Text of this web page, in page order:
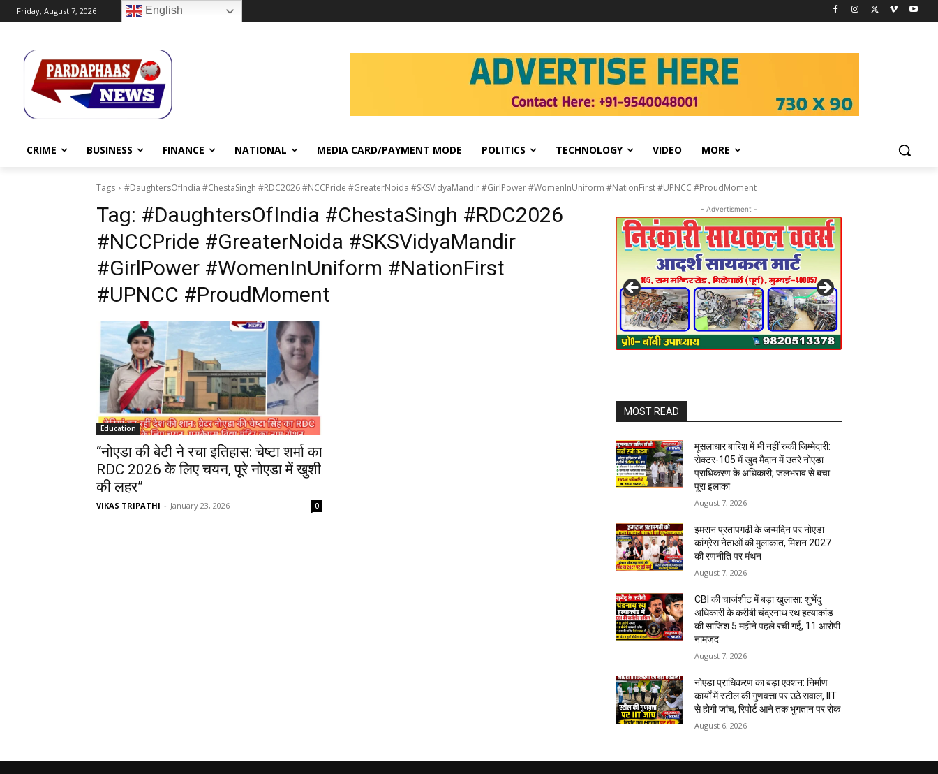
Friday, August 7, 2026 English
CRIME BUSINESS FINANCE NATIONAL MEDIA CARD/PAYMENT MODE POLITICS TECHNOLOGY VIDEO MORE
Tags #DaughtersOfIndia #ChestaSingh #RDC2026 #NCCPride #GreaterNoida #SKSVidyaMandir #GirlPower #WomenInUniform #NationFirst #UPNCC #ProudMoment
Tag: #DaughtersOfIndia #ChestaSingh #RDC2026
#NCCPride #GreaterNoida #SKSVidyaMandir
#GirlPower #WomenInUniform #NationFirst
#UPNCC #ProudMoment
Education
“नोएडा की बेटी ने रचा इतिहास: चेष्टा शर्मा का
RDC 2026 के लिए चयन, पूरे नोएडा में खुशी
की लहर”
VIKAS TRIPATHI - January 23, 2026 0
- Advertisment -
MOST READ
मूसलाधार बारिश में भी नहीं रुकी जिम्मेदारी:
सेक्टर-105 में खुद मैदान में उतरे नोएडा
प्राधिकरण के अधिकारी, जलभराव से बचा
पूरा इलाका
August 7, 2026
इमरान प्रतापगढ़ी के जन्मदिन पर नोएडा
कांग्रेस नेताओं की मुलाकात, मिशन 2027
की रणनीति पर मंथन
August 7, 2026
CBI की चार्जशीट में बड़ा खुलासा: शुभेंदु
अधिकारी के करीबी चंद्रनाथ रथ हत्याकांड
की साजिश 5 महीने पहले रची गई, 11 आरोपी
नामजद
August 7, 2026
नोएडा प्राधिकरण का बड़ा एक्शन: निर्माण
कार्यों में स्टील की गुणवत्ता पर उठे सवाल, IIT
से होगी जांच, रिपोर्ट आने तक भुगतान पर रोक
August 6, 2026